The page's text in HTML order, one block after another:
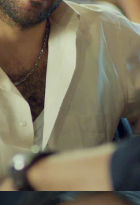
00:15
televisión que Sule
Zeynep y Melek han
ella como para Sule,
que parece